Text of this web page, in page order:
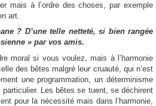
mais à l’ordre des choses, par exemple
art.
? D’une telle netteté, si bien rangée
» par vos amis.
moral si vous voulez, mais à l’harmonie
des bêtes malgré leur cruauté, qui n’est
une programmation, un déterminisme
Les bêtes se tuent, se déchirent
pour la nécessité mais dans l’harmonie,